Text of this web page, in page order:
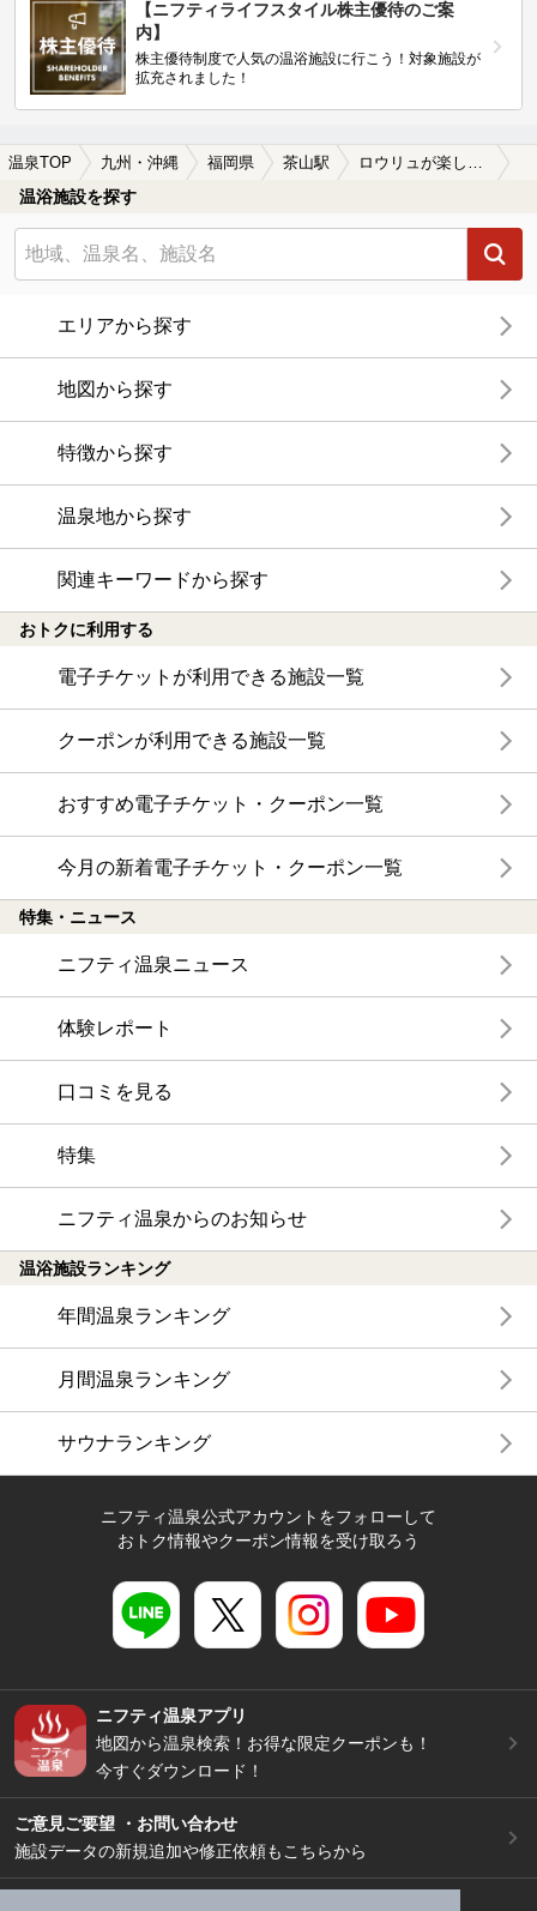
【ニフティライフスタイル株主優待のご案
内】
株主優待制度で人気の温浴施設に行こう！対象施設が
拡充されました！
温泉TOP 九州・沖縄 福岡県 茶山駅
温浴施設を探す
エリアから探す
地図から探す
特徴から探す
温泉地から探す
関連キーワードから探す
おトクに利用する
電子チケットが利用できる施設一覧
クーポンが利用できる施設一覧
おすすめ電子チケット・クーポン一覧
今月の新着電子チケット・クーポン一覧
特集・ニュース
ニフティ温泉ニュース
体験レポート
口コミを見る
特集
ニフティ温泉からのお知らせ
温浴施設ランキング
年間温泉ランキング
月間温泉ランキング
サウナランキング
ニフティ温泉公式アカウントをフォローして
おトク情報やクーポン情報を受け取ろう
ニフティ温泉アプリ
地図から温泉検索！お得な限定クーポンも！
今すぐダウンロード！
ご意見ご要望 ・お問い合わせ
施設データの新規追加や修正依頼もこちらから